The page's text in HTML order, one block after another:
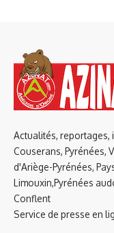
Actualités, reportages,
Couserans, Pyrénées,
d'Ariège-Pyrénées,
Limouxin,Pyrénées
Conflent
Service de presse en